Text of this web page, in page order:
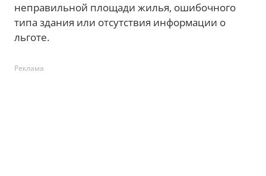
неправильной площади жилья, ошибочного
типа здания или отсутствия информации о
льготе.
Реклама